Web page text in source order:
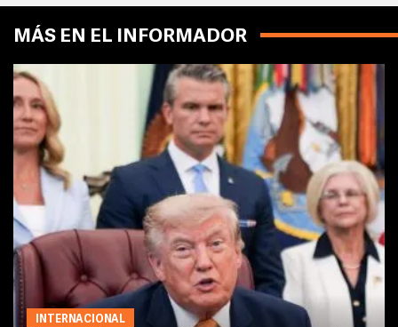
MÁS EN EL INFORMADOR
INTERNACIONAL